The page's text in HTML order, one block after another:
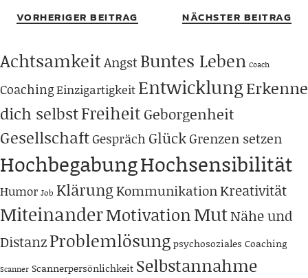
VORHERIGER BEITRAG NÄCHSTER BEITRAG
AchtsamkeitAngstBuntes Leben Coach
CoachingEinzigartigkeit EntwicklungErkenne
dich selbstFreiheit Geborgenheit
GesellschaftGespräch GlückGrenzen setzen
HochbegabungHochsensibilität
Humor Job KlärungKommunikationKreativität
MiteinanderMotivationMutNähe und
DistanzProblemlösungpsychosoziales Coaching
Scanner Scannerpersönlichkeit Selbstannahme